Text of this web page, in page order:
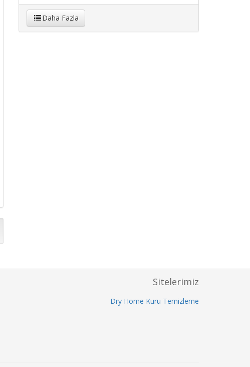
Daha Fazla
Sitelerimiz
Dry Home Kuru Temizleme